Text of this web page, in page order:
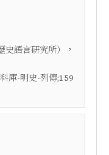
語言研究所）
，
庫-明史-列傳;159